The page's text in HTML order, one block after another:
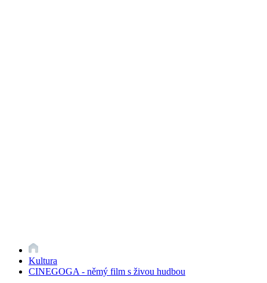
Kultura
CINEGOGA - němý film s živou hudbou